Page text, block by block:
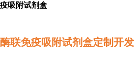
疫吸附试剂盒
酶联免疫吸附试剂盒定制开发